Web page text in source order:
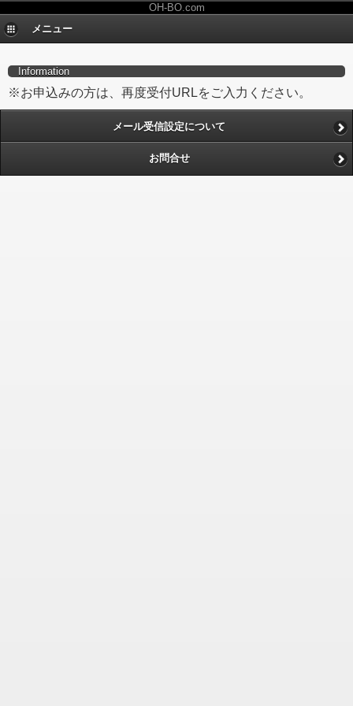
OH-BO.com
メニュー
Information
※お申込みの方は、再度受付URLをご入力ください。
メール受信設定について
お問合せ